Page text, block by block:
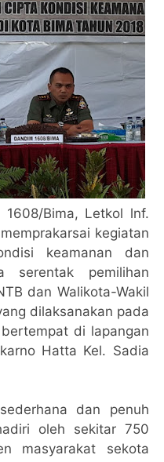
1608/Bima, Letkol lnf.
kegiatan
keamanan dan
serentak pemilihan
dan Walikota-Wakil
dilaksanakan pada
di lapangan
Hatta Kel. Sadia
dan penuh
oleh sekitar 750
masyarakat sekota